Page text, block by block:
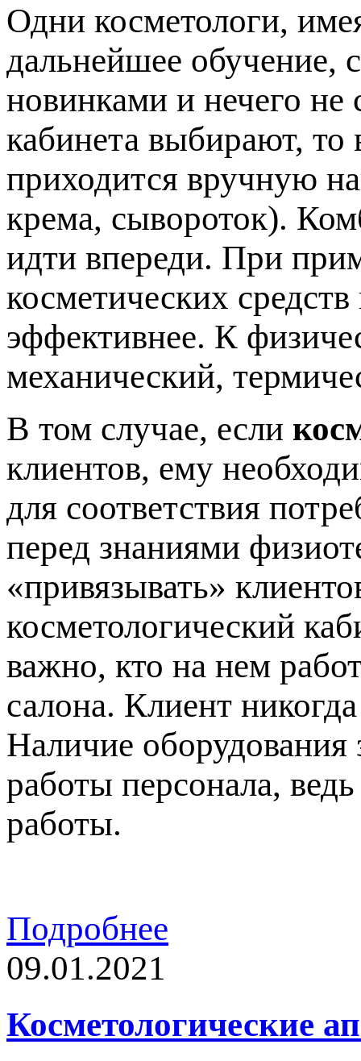
Одни косметологи,
дальнейшее обучение,
новинками и нечего
кабинета выбирают, то
приходится вручную
крема, сывороток).
идти впереди. При
косметических
эффективнее. К
механический,
В том случае, если
клиентов, ему
для соответствия
перед знаниями
«привязывать»
косметологический
важно, кто на нем
салона. Клиент
Наличие оборудования
работы персонала,
работы.
Подробнее
09.01.2021
Косметологические